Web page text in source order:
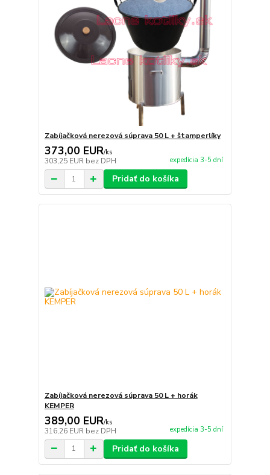
Zabíjačková nerezová súprava 50 L + štamperlíky
373,00 EUR/ks
303,25 EUR bez DPH expedícia 3-5 dní
Pridať do košíka
Zabíjačková nerezová súprava 50 L + horák
KEMPER
389,00 EUR/ks
316,26 EUR bez DPH expedícia 3-5 dní
Pridať do košíka